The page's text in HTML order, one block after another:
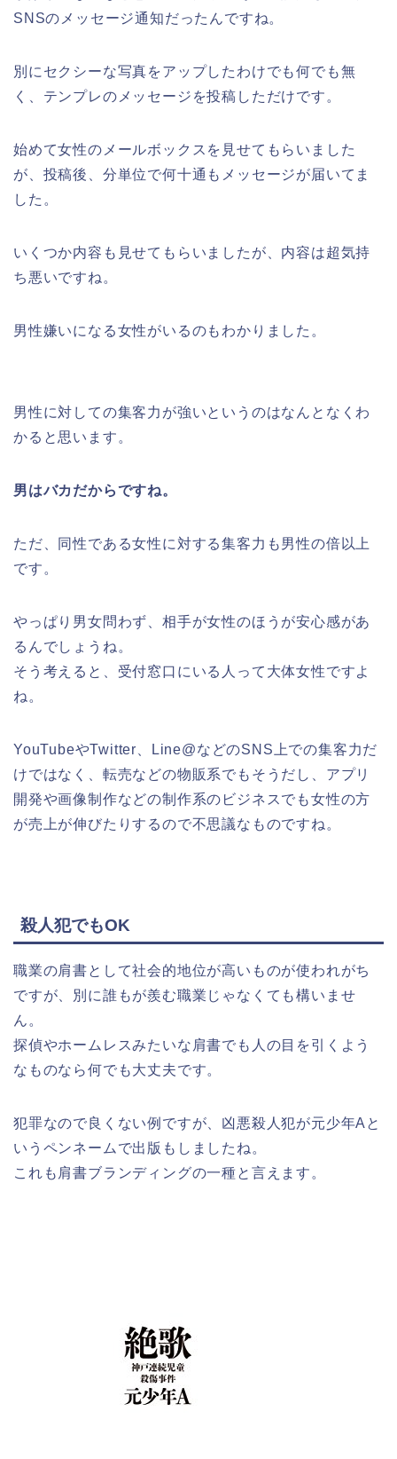
SNSのメッセージ通知だったんですね。
別にセクシーな写真をアップしたわけでも何でも無
く、テンプレのメッセージを投稿しただけです。
始めて女性のメールボックスを見せてもらいました
が、投稿後、分単位で何十通もメッセージが届いてま
した。
いくつか内容も見せてもらいましたが、内容は超気持
ち悪いですね。
男性嫌いになる女性がいるのもわかりました。
男性に対しての集客力が強いというのはなんとなくわ
かると思います。
男はバカだからですね。
ただ、同性である女性に対する集客力も男性の倍以上
です。
やっぱり男女問わず、相手が女性のほうが安心感があ
るんでしょうね。
そう考えると、受付窓口にいる人って大体女性ですよ
ね。
YouTubeやTwitter、Line@などのSNS上での集客力だ
けではなく、転売などの物販系でもそうだし、アプリ
開発や画像制作などの制作系のビジネスでも女性の方
が売上が伸びたりするので不思議なものですね。
殺人犯でもOK
職業の肩書として社会的地位が高いものが使われがち
ですが、別に誰もが羨む職業じゃなくても構いませ
ん。
探偵やホームレスみたいな肩書でも人の目を引くよう
なものなら何でも大丈夫です。
犯罪なので良くない例ですが、凶悪殺人犯が元少年Aと
いうペンネームで出版もしましたね。
これも肩書ブランディングの一種と言えます。